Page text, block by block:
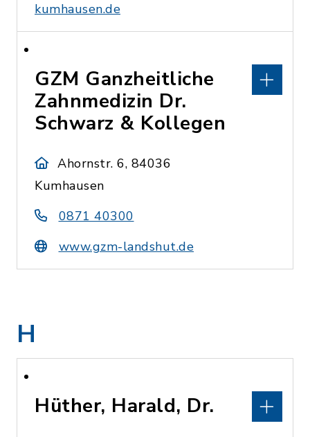
kumhausen.de
GZM Ganzheitliche
Zahnmedizin Dr.
Schwarz & Kollegen
Ahornstr. 6, 84036
Kumhausen
0871 40300
www.gzm-landshut.de
H
Hüther, Harald, Dr.